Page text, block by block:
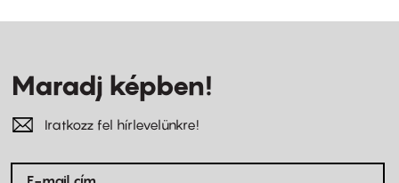
Maradj képben!
Iratkozz fel hírlevelünkre!